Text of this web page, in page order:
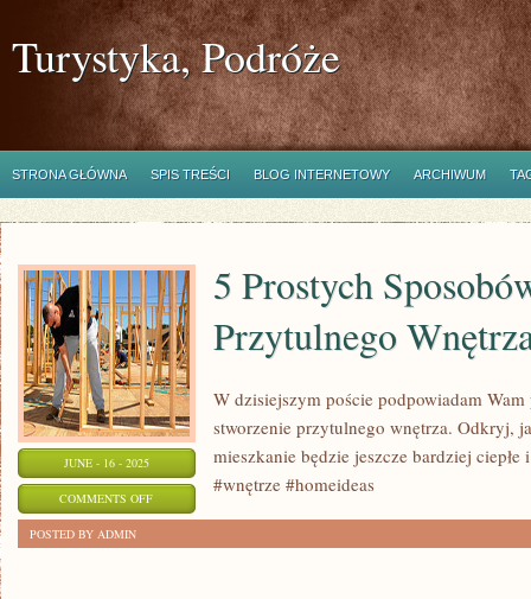
Turystyka, Podróże
STRONA GŁÓWNA SPIS TREŚCI BLOG INTERNETOWY ARCHIWUM
JUNE - 16 - 2025
COMMENTS OFFON
5 Prostych
Przytulnego
W dzisiejszym poście podpowiadam
stworzenie przytulnego wnętrza. Odkryj,
mieszkanie będzie jeszcze bardziej
#wnętrze #homeideas
POSTED BY ADMIN